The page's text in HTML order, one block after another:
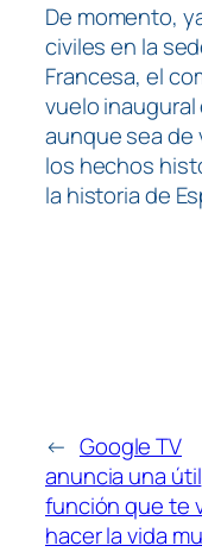
De momento,
civiles en la
Francesa, el
vuelo
aunque sea de
los hechos
la historia de
← Google TV
anuncia una útil
función que te
hacer la vida